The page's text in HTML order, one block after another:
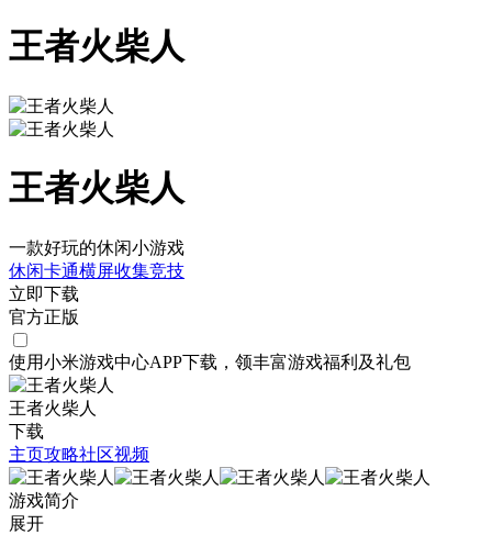
王者火柴人
王者火柴人
一款好玩的休闲小游戏
休闲卡通横屏收集竞技
立即下载
官方正版
使用小米游戏中心APP下载 ，领丰富游戏福利 及礼包
王者火柴人
下载
主页攻略社区视频
游戏简介
展开